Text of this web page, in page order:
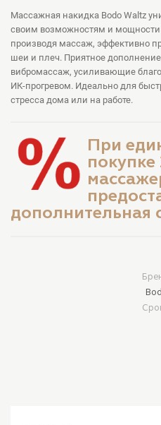
Массажная накидка Bodo Waltz
своим возможностям и
производя массаж, эффективно
шеи и плеч. Приятное
вибромассаж, усиливающие
ИК-прогревом. Идеально для
стресса дома или на работе.
При
дополнительная